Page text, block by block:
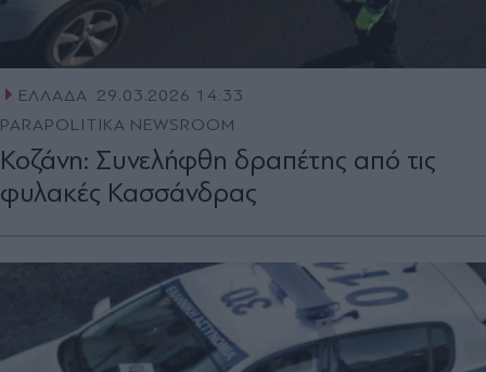
ΕΛΛΑΔΑ 29.03.2026 14:33
PARAPOLITIKA NEWSROOM
Κοζάνη: Συνελήφθη δραπέτης από τις
φυλακές Κασσάνδρας